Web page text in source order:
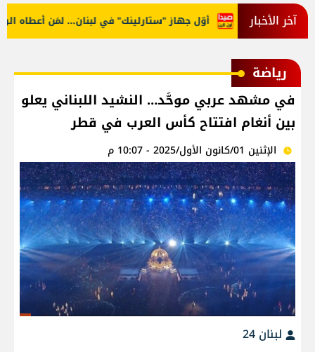
آخر الأخبار أوّل جهاز "ستارلينك" في لبنان... لمَن أعطاه الوزير؟
رياضة
في مشهد عربي موحَّد… النشيد اللبناني يعلو
بين أنغام افتتاح كأس العرب في قطر
الإثنين 01/كانون الأول/2025 - 10:07 م
لبنان 24